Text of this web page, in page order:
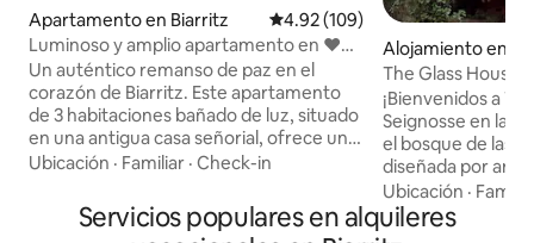
Apartamento en Biarritz Calificación promedio: 4.92 de
4.92 (109)
Luminoso y amplio apartamento en ❤️
de Biarritz 🌊
Un auténtico remanso de paz en el
corazón de Biarritz. Este apartamento
de 3 habitaciones bañado de luz, situado
en una antigua casa señorial, ofrece un
entorno excepcional, en la tranquilidad
dejar de estar en el centro de la ciudad.
Sus 75 m² ofrecen hermosos volúmenes,
Ubicación · Familiar · Check-in
Alojamiento en
The Glass
eco-chic
¡Bienvenidos a
Seignosse en las
el bosque de las
diseñada por
relajarte en un
y luz. Totalmente
ofrece una suave
Ubicación ·
Servicios populares en alquileres